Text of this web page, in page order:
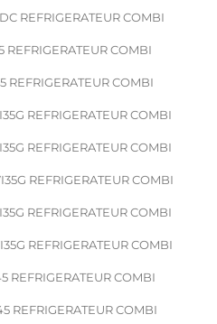
REFRIGERATEUR COMBI
REFRIGERATEUR COMBI
REFRIGERATEUR COMBI
REFRIGERATEUR COMBI
REFRIGERATEUR COMBI
REFRIGERATEUR COMBI
REFRIGERATEUR COMBI
REFRIGERATEUR COMBI
REFRIGERATEUR COMBI
REFRIGERATEUR COMBI